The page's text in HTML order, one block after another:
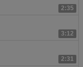
2:35
3:12
2:31